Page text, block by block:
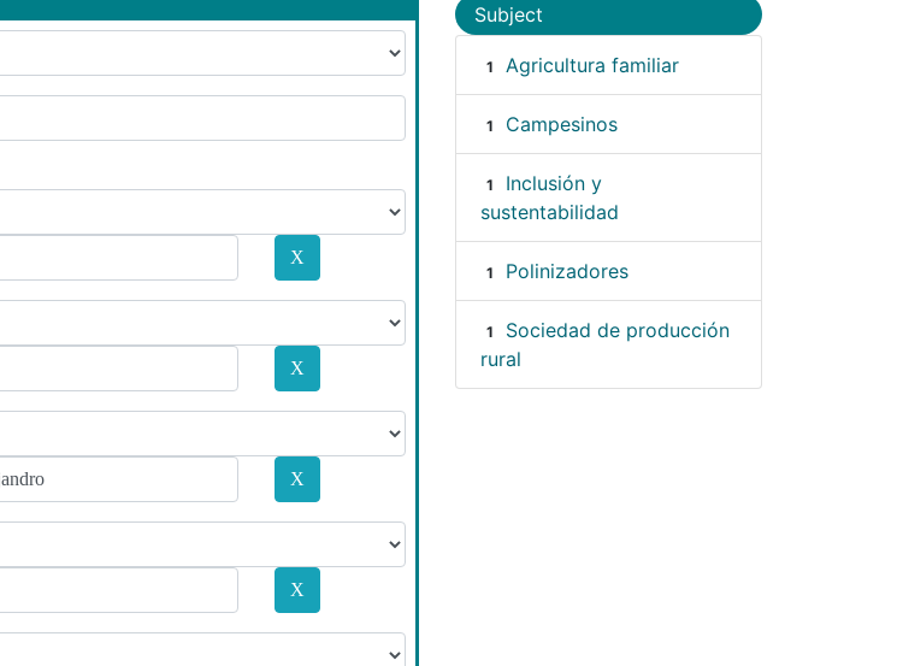
Subject
1 Agricultura familiar
1 Campesinos
1
Inclusión y
sustentabilidad
1 Polinizadores
1
Sociedad de producción
rural